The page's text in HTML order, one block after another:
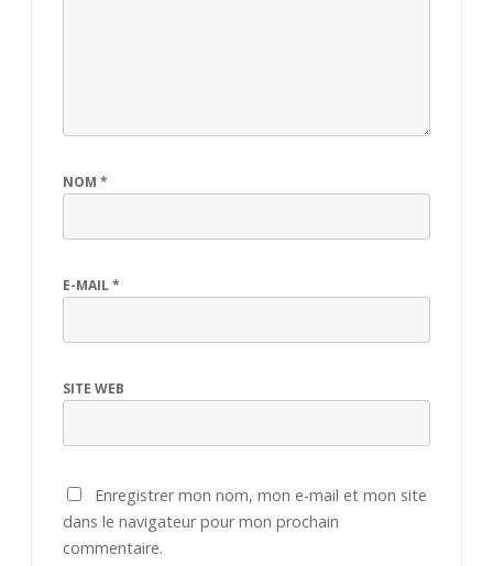
NOM *
E-MAIL*
SITE WEB
Enregistrer mon nom, mon e-mail et mon site
dans le navigateur pour mon prochain
commentaire.